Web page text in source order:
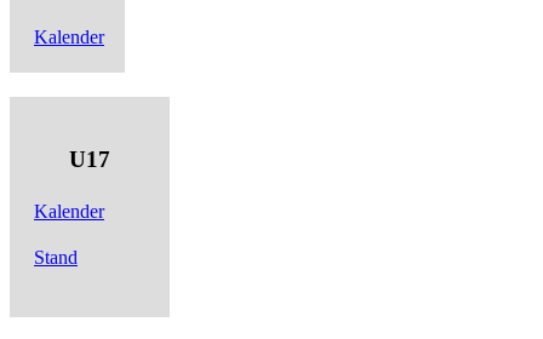
Kalender
U17
Kalender
Stand